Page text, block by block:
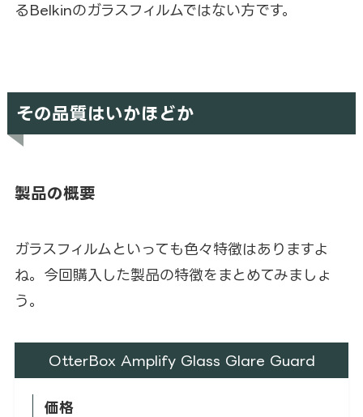
るBelkinのガラスフィルムではない方です。
その品質はいかほどか
製品の概要
ガラスフィルムといっても色々特徴はありますよ
ね。今回購入した製品の特徴をまとめてみましょ
う。
OtterBox Amplify Glass Glare Guard
価格